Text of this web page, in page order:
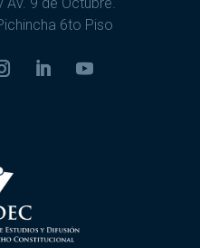
Av. 9 de Octubre.
6to Piso